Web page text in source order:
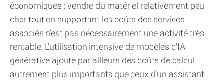
économiques : vendre du matériel relativement peu
cher tout en supportant les coûts des services
associés n’est pas nécessairement une activité très
rentable. L’utilisation intensive de modèles d’IA
générative ajoute par ailleurs des coûts de calcul
autrement plus importants que ceux d’un assistant